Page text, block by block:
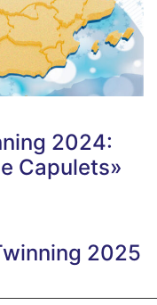
2024:
Capulets»
2025